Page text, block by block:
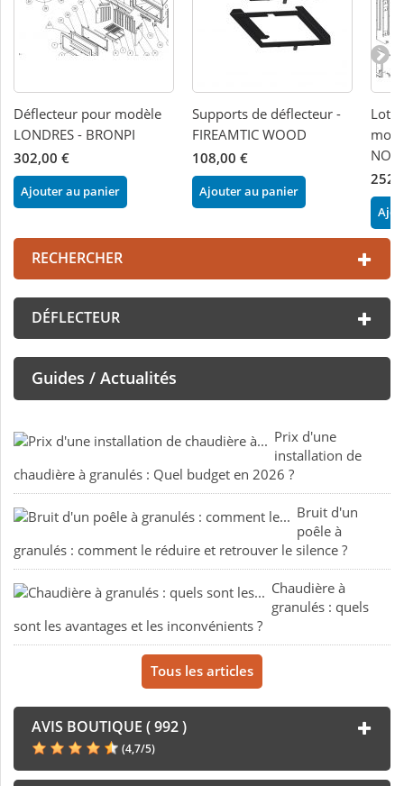
Déflecteur pour modèle
LONDRES - BRONPI
302,00 €
Ajouter au panier
Supports de déflecteur -
FIREAMTIC WOOD
108,00 €
Ajouter au panier
Lot
RECHERCHER
DÉFLECTEUR
Guides / Actualités
Prix d'une
installation de
chaudière à granulés : Quel budget en 2026 ?
Bruit d'un
poêle à
granulés : comment le réduire et retrouver le silence ?
Chaudière à
granulés : quels
sont les avantages et les inconvénients ?
Tous les articles
AVIS BOUTIQUE ( 992 )
(4,7/5)